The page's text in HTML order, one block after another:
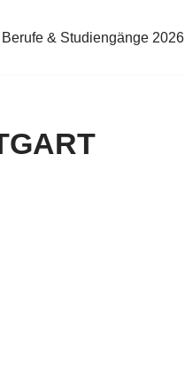
Berufe & Studiengänge 2026